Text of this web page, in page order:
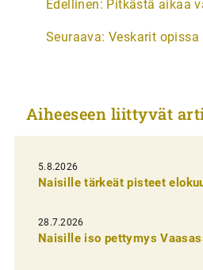
t
k
e
l
i
e
n
Edellinen: Pitkästä aikaa
Seuraava: Veskarit opissa
Aiheeseen liittyvät
5.8.2026
Naisille tärkeät pisteet
28.7.2026
Naisille iso pettymys